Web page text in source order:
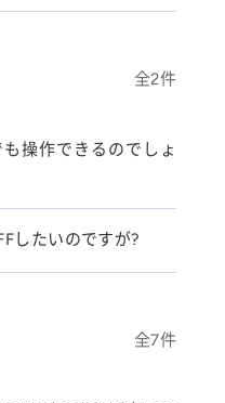
全2件
操作できるのでしょ
したいのですが?
全7件